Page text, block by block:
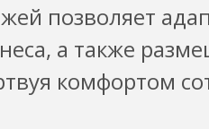
позволяет
а также
комфортом